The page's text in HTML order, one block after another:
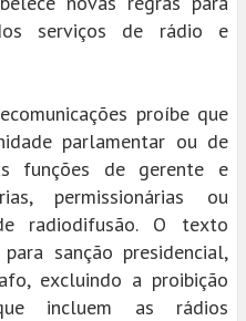
serviços de rádio e
proíbe que
parlamentar ou de
funções de gerente e
permissionárias ou
radiodifusão. O texto
sanção presidencial,
excluindo a proibição
incluem as rádios